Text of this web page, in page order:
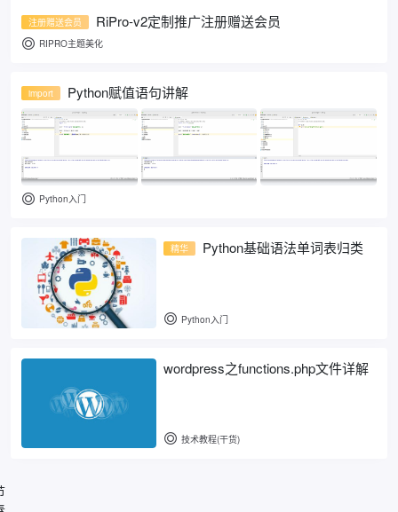
注册赠送会员 RiPro-v2定制推广注册赠送会员
RIPRO主题美化
import Python赋值语句讲解
Python入门
精华 Python基础语法单词表归类
Python入门
wordpress之functions.php文件详解
技术教程(干货)